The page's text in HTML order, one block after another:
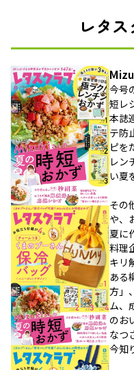
レタ
今号
短レ
本誌
テ防
ピを
レン
い夏
その
や、
夏に
料理
キリ
ある
方」
ム、
のお
なつ
今知